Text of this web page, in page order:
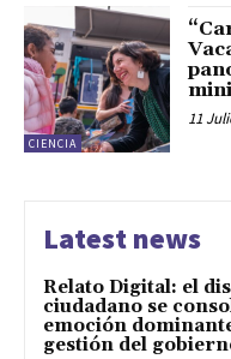
CIENCIA
11
Latest news
Relato Digital: el
ciudadano se
emoción
gestión del